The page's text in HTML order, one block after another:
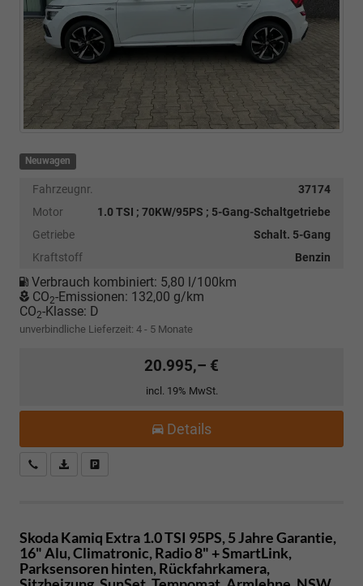
Neuwagen
Fahrzeugnr.
37174
Motor
1.0 TSI ; 70KW/95PS ; 5-Gang-Schaltgetriebe
Getriebe
Schalt. 5-Gang
Kraftstoff
Benzin
Verbrauch kombiniert: 5,80 l/100km
CO2-Emissionen: 132,00 g/km
CO2-Klasse: D
unverbindliche Lieferzeit: 4 - 5 Monate
20.995,– €
incl. 19% MwSt.
Details
Kostenloser Rückruf-Service
PDF-Datei, Fahrzeugexposé drucken
Skoda Kamiq Extra 1.0 TSI 95PS, 5 Jahre Garantie,
16" Alu, Climatronic, Radio 8" + SmartLink,
Parksensoren hinten, Rückfahrkamera,